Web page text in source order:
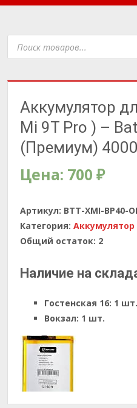
Поиск
товаров
Аккумулятор
Mi 9T Pro ) –
(Премиум)
Цена: 700 ₽
Артикул: BTT-XMI-BP40-
Категория: Аккумулятор
Общий остаток: 2
Наличие на
Гостенская 16: 1 шт.
Вокзал: 1 шт.